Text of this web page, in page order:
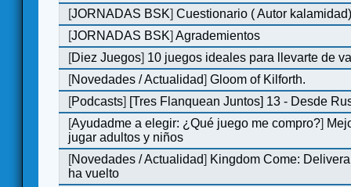
[JORNADAS BSK]Cuestionario ( Autor
[JORNADAS BSK]Agrademientos
[Diez Juegos] 10 juegos ideales para llevarte de
[Novedades / Actualidad]Gloom of Kilforth.
[Podcasts] [Tres Flanquean Juntos] 13 - Desde
[Ayudadme a elegir: ¿Qué juego me compro?]
jugar adultos y niños
[Novedades / Actualidad] Kingdom Come:
ha vuelto